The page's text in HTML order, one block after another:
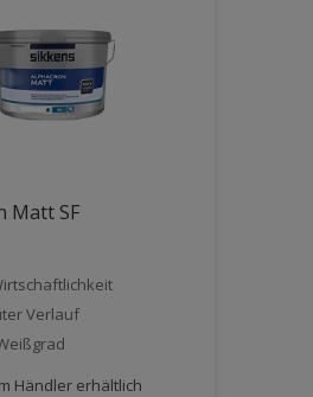
Matt SF
Verlauf
Händler erhältlich